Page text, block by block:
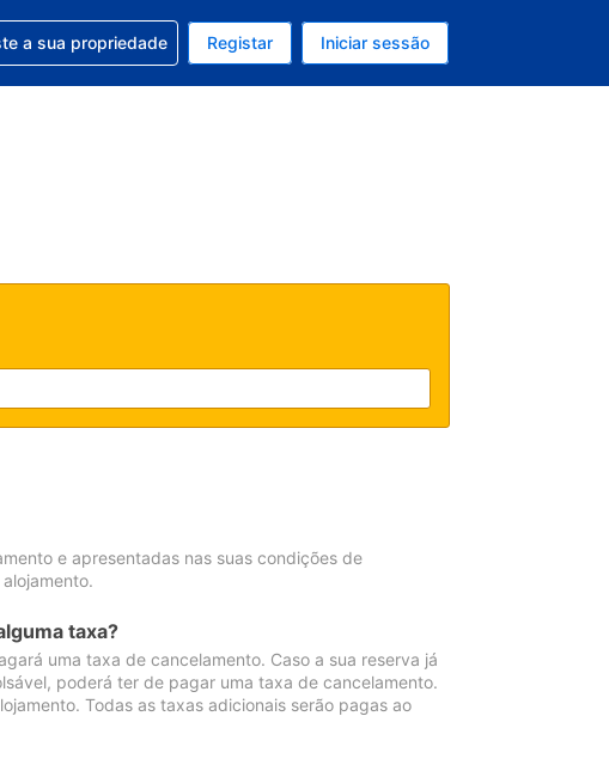
moeda atual é Dólar dos EUA
O seu idioma atual é Português
ajuda com a sua reserva
a sua propriedade Registar Iniciar sessão
e apresentadas nas suas condições de
taxa?
uma taxa de cancelamento. Caso a sua reserva já
poderá ter de pagar uma taxa de cancelamento.
Todas as taxas adicionais serão pagas ao